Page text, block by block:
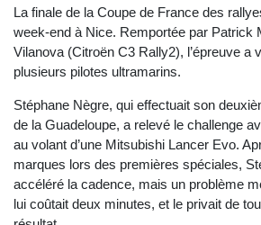
La finale de la Coupe de France des
week-end à Nice. Remportée par Patrick
Vilanova (Citroën C3 Rally2), l’épreuve a
plusieurs pilotes ultramarins.
Stéphane Nègre, qui effectuait son
de la Guadeloupe, a relevé le challenge
au volant d’une Mitsubishi Lancer Evo.
marques lors des premières spéciales,
accéléré la cadence, mais un problème
lui coûtait deux minutes, et le privait de